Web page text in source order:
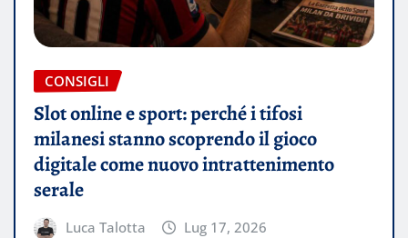
CONSIGLI
Slot online e sport: perché i tifosi
milanesi stanno scoprendo il gioco
digitale come nuovo intrattenimento
serale
Luca Talotta Lug 17, 2026